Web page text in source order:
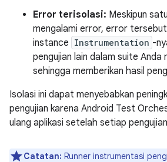
Error terisolasi: Meskipun
mengalami error, error
instance Instrumentation -
pengujian lain dalam suite Anda
sehingga memberikan hasil
Isolasi ini dapat menyebabkan
pengujian karena Android Test
ulang aplikasi setelah setiap
Catatan: Runner instrumentasi